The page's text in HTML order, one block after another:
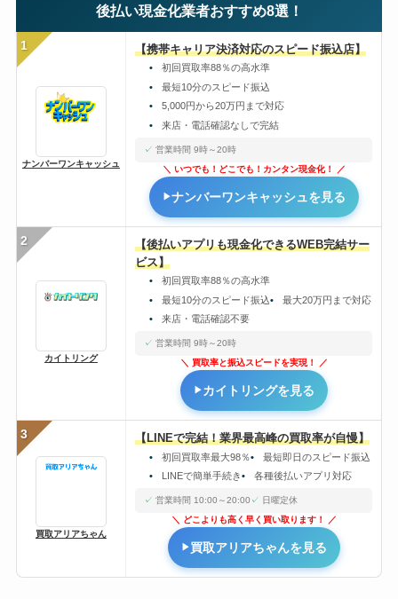
後払い現金化業者おすすめ8選！
1
ナンバーワンキャッシュ
【携帯キャリア決済対応のスピード振込店】
初回買取率88％の高水準
最短10分のスピード振込
5,000円から20万円まで対応
来店・電話確認なしで完結
営業時間 9時～20時
いつでも！どこでも！カンタン現金化！
ナンバーワンキャッシュを見る
2
カイトリング
【後払いアプリも現金化できるWEB完結サー
ビス】
初回買取率88％の高水準
最短10分のスピード振込
最大20万円まで対応
来店・電話確認不要
営業時間 9時～20時
買取率と振込スピードを実現！
カイトリングを見る
3
買取アリアちゃん
【LINEで完結！業界最高峰の買取率が自慢】
初回買取率最大98％
最短即日のスピード振込
LINEで簡単手続き
各種後払いアプリ対応
営業時間 10:00～20:00
日曜定休
どこよりも高く早く買い取ります！
買取アリアちゃんを見る